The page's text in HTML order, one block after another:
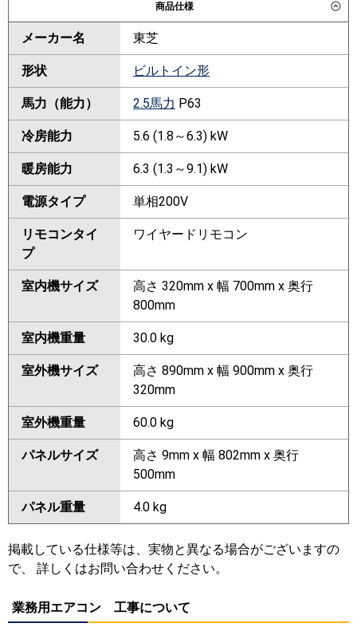
商品仕様
メーカー名 東芝
形状 ビルトイン形
馬力（能力） 2.5馬力 P63
冷房能力 5.6 (1.8～6.3) kW
暖房能力 6.3 (1.3～9.1) kW
電源タイプ 単相200V
リモコンタイ
プ
ワイヤードリモコン
室内機サイズ
高さ 320mm x 幅 700mm x 奥行
800mm
室内機重量 30.0 kg
室外機サイズ
高さ 890mm x 幅 900mm x 奥行
320mm
室外機重量 60.0 kg
パネルサイズ
高さ 9mm x 幅 802mm x 奥行
500mm
パネル重量 4.0 kg
掲載している仕様等は、実物と異なる場合がございますの
で、 詳しくはお問い合わせください。
業務用エアコン 工事について